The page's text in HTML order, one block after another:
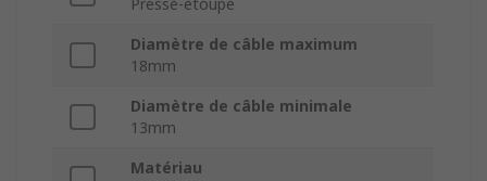
Presse-étoupe
Diamètre de câble maximum
18mm
Diamètre de câble minimale
13mm
Matériau